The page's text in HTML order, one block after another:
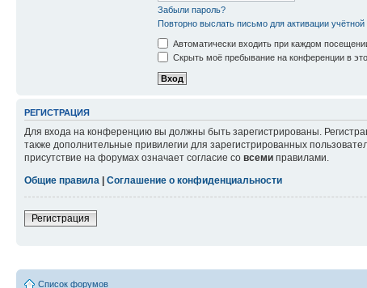
Забыли пароль?
Повторно выслать письмо для активации учётной
Автоматически входить при каждом
Скрыть моё пребывание на конференции в
РЕГИСТРАЦИЯ
Для входа на конференцию вы должны быть зарегистрированы.
также дополнительные привилегии для зарегистрированных
присутствие на форумах означает согласие со всеми правилами.
Общие правила | Соглашение о конфиденциальности
Регистрация
Список форумов